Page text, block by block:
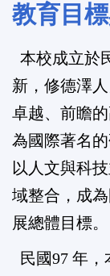
教育目
本校成立於
新，修德澤
卓越、前瞻
為國際著名
以人文與科
域整合，成
展總體目標。
民國97 年